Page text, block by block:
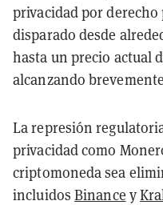
privacidad por derecho
disparado desde
hasta un precio actual
alcanzando
La represión
privacidad como
criptomoneda sea
incluidos Binance y